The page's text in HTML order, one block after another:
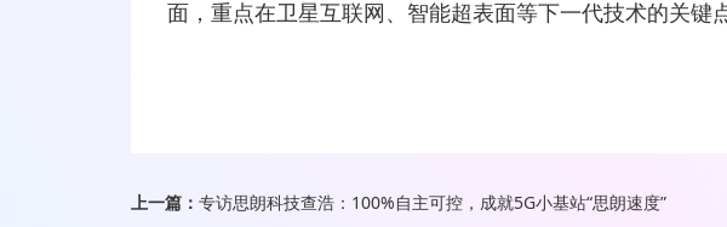
面，重点在卫星互联网、智能超表面等下一代技术的关键
上一篇： 专访思朗科技查浩：100%自主可控，成就5G小基站“思朗速度”